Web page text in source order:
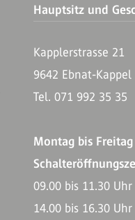
Hauptsitz und
Kapplerstrasse 21
9642 Ebnat-Kappel
Tel. 071 992 35 35
Montag bis Freitag
09.00 bis 11.30 Uhr
14.00 bis 16.30 Uhr